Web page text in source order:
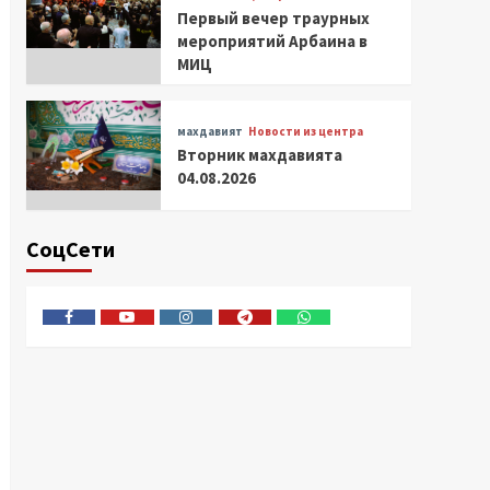
Первый вечер траурных
мероприятий Арбаина в
МИЦ
махдавият Новости из центра
Вторник махдавията
04.08.2026
СоцСети
FacebookYoutubeInstagramTelegramWhatsapp